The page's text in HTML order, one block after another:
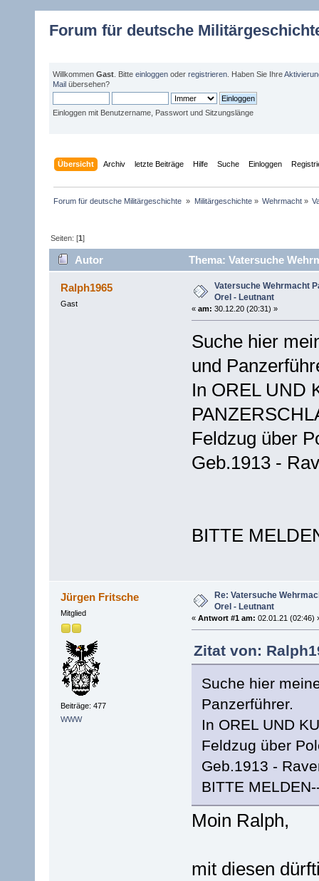
Forum für deutsche
Willkommen Gast . Bitte einloggen oder registrieren . Haben Sie Ihre
Mail übersehen?
Einloggen mit Benutzername, Passwort und Sitzungslänge
Übersicht Archiv letzte Beiträge Hilfe Suche Einloggen
Forum für deutsche Militärgeschichte » Militärgeschichte» Wehrmacht»
Seiten: [1]
Autor Thema: Vatersuche
Ralph1965
Gast
Vatersuche Wehrmacht
Orel - Leutnant
« am: 30.12.20 (20:31) »
Suche hier
und
In OREL UND
Feldzug über
Geb.1913 -
BITTE
Jürgen Fritsche
Mitglied
Beiträge: 477
WWW
Re: Vatersuche
Orel - Leutnant
« Antwort #1 am: 02.01.21 (02:46)
Zitat von:
Suche hier
Panzerführer.
In OREL UND
Feldzug über
Geb.1913 -
BITTE
Moin Ralph,
mit diesen